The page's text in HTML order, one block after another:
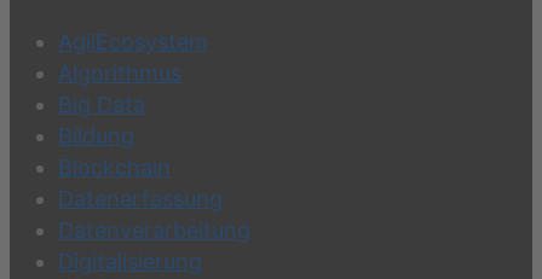
AgilEcosystem
Algorithmus
Big Data
Bildung
Blockchain
Datenerfassung
Datenverarbeitung
Digitalisierung